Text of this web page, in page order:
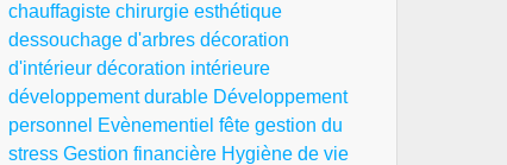
chauffagiste chirurgie esthétique
dessouchage d'arbres décoration
d'intérieur décoration intérieure
développement durable Développement
personnel Evènementiel fête gestion du
stress Gestion financière Hygiène de vie